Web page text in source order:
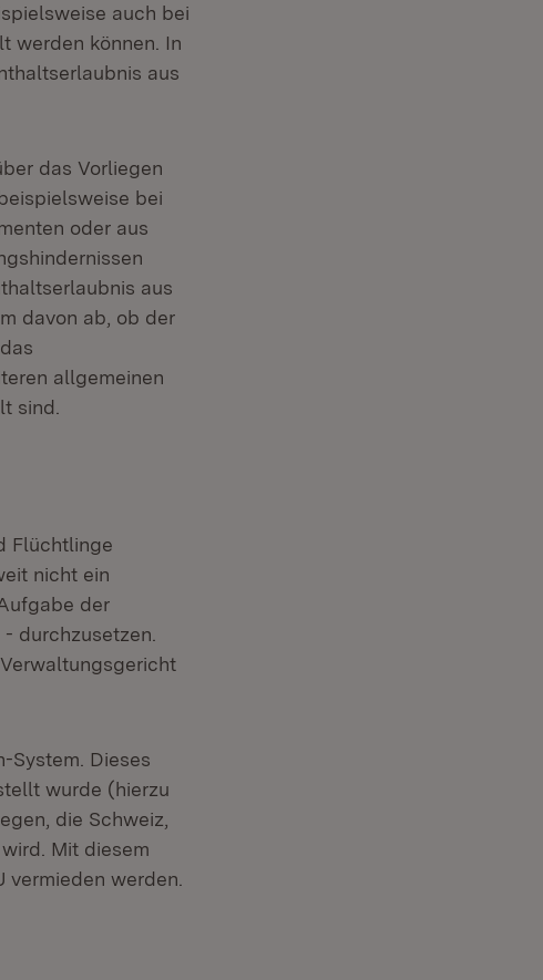
auch bei
werden können. In
aus
das Vorliegen
bei
oder aus
aus
davon ab, ob der
allgemeinen
sind.
Flüchtlinge
nicht ein
der
durchzusetzen.
System. Dieses
wurde (hierzu
die Schweiz,
Mit diesem
werden.